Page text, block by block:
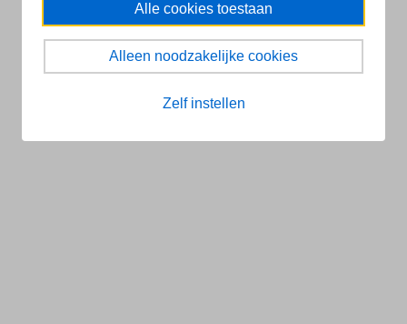
Alle cookies toestaan
Alleen noodzakelijke cookies
Zelf instellen